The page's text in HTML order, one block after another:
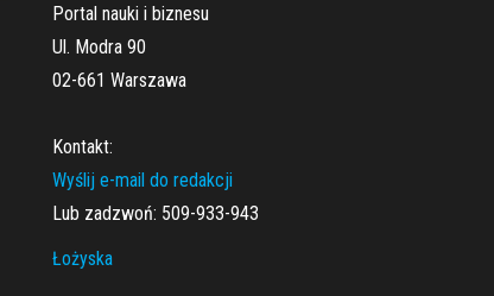
Portal nauki i biznesu
Ul. Modra 90
02-661 Warszawa
Kontakt:
Wyślij e-mail do redakcji
Lub zadzwoń: 509-933-943
Łożyska